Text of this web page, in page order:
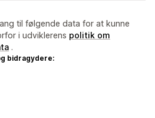
til følgende data for at kunne
i udviklerens politik om
.
bidragydere: